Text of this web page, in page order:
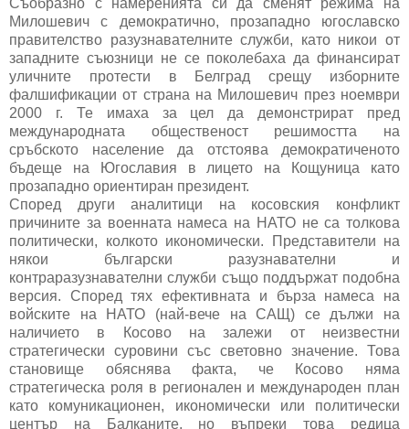
Милошевич с демократично, прозападно югославско
правителство разузнавателните служби, като никои от
западните съюзници не се поколебаха да финансират
уличните протести в Белград срещу изборните
фалшификации от страна на Милошевич през ноември
2000 г. Те имаха за цел да демонстрират пред
международната общественост решимостта на
сръбското население да отстоява демократиченото
бъдеще на Югославия в лицето на Кощуница като
прозападно ориентиран президент.
Според други аналитици на косовския конфликт
причините за военната намеса на НАТО не са толкова
политически, колкото икономически. Представители на
някои български разузнавателни и
контраразузнавателни служби също поддържат подобна
версия. Според тях ефективната и бърза намеса на
войските на НАТО (най-вече на САЩ) се дължи на
наличието в Косово на залежи от неизвестни
стратегически суровини със световно значение. Това
становище обяснява факта, че Косово няма
стратегическа роля в регионален и международен план
като комуникационен, икономически или политически
център на Балканите, но въпреки това редица